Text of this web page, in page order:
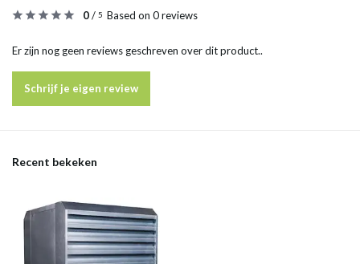
0/ 5 Based on 0 reviews
Er zijn nog geen reviews geschreven over dit product..
Schrijf je eigen review
Recent bekeken